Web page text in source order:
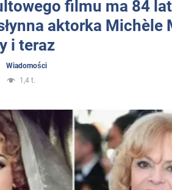
filmu ma 84
aktorka Michèle
i teraz
Wiadomości
1,4 t.